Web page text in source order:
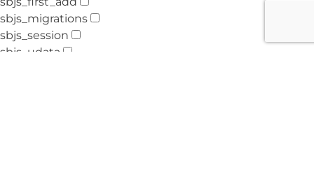
sbjs_migrations
sbjs_session
sbjs_udata